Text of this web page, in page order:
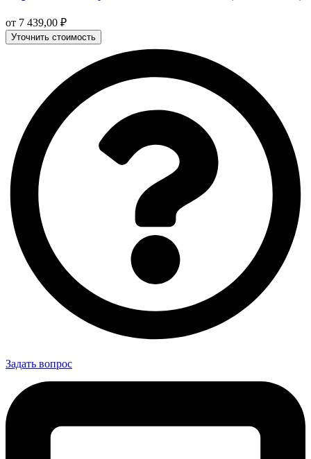
от 7 439,00 ₽
Уточнить стоимость
Задать вопрос